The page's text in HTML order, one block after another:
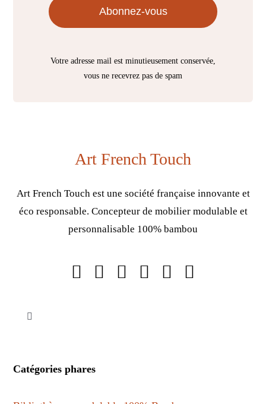
Abonnez-vous
Votre adresse mail est minutieusement conservée,
vous ne recevrez pas de spam
Art French Touch
Art French Touch est une société française innovante et
éco responsable. Concepteur de mobilier modulable et
personnalisable 100% bambou
Toggle
Catégories phares